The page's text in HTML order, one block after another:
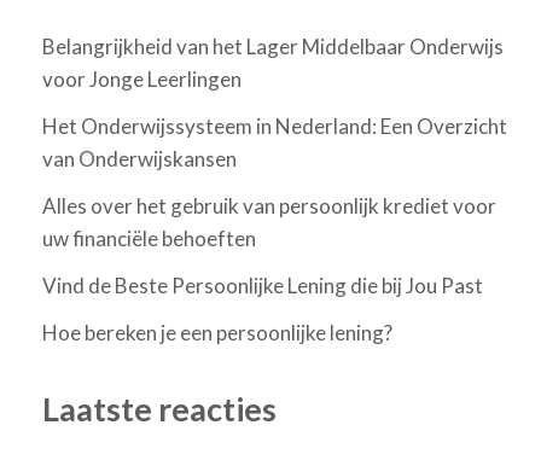
Belangrijkheid van het Lager Middelbaar Onderwijs
voor Jonge Leerlingen
Het Onderwijssysteem in Nederland: Een Overzicht
van Onderwijskansen
Alles over het gebruik van persoonlijk krediet voor
uw financiële behoeften
Vind de Beste Persoonlijke Lening die bij Jou Past
Hoe bereken je een persoonlijke lening?
Laatste reacties